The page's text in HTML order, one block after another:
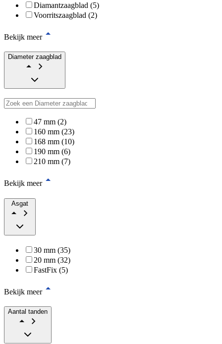
Diamantzaagblad (5)
Voorritszaagblad (2)
Bekijk meer
Diameter zaagblad
47 mm (2)
160 mm (23)
168 mm (10)
190 mm (6)
210 mm (7)
Bekijk meer
Asgat
30 mm (35)
20 mm (32)
FastFix (5)
Bekijk meer
Aantal tanden